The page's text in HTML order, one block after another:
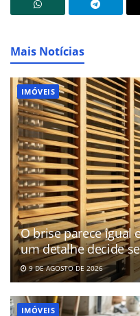
Mais Notícias
IMÓVEIS
O brise parece igual
um detalhe decide
9 DE AGOSTO DE 2026
IMÓVEIS